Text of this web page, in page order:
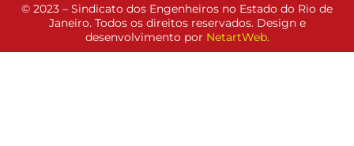
© 2023 – Sindicato dos Engenheiros no Estado do Rio de
Janeiro. Todos os direitos reservados. Design e
desenvolvimento por NetartWeb.